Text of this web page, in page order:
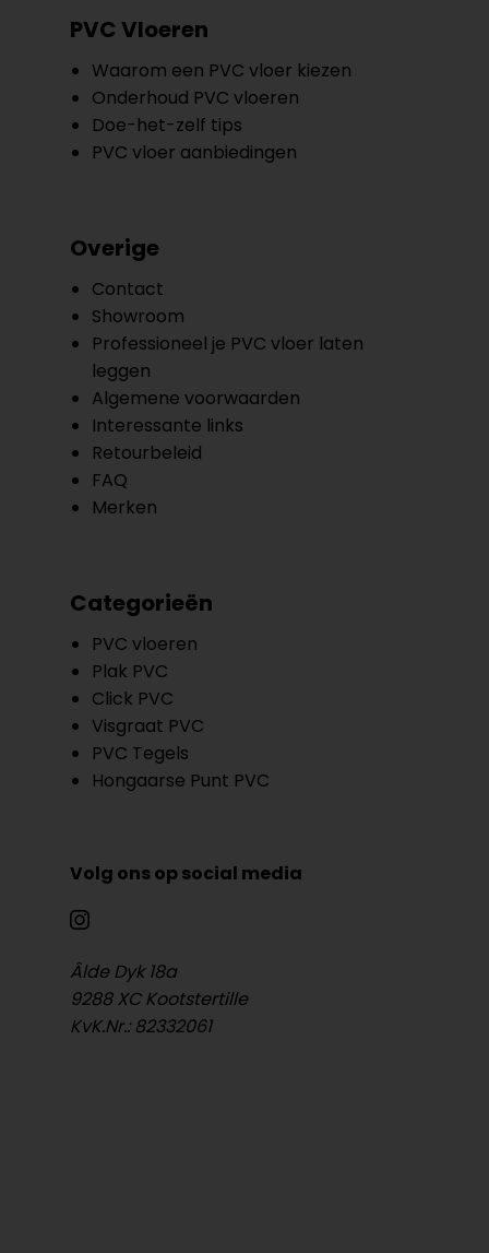
PVC Vloeren
Waarom een PVC vloer kiezen
Onderhoud PVC vloeren
Doe-het-zelf tips
PVC vloer aanbiedingen
Overige
Contact
Showroom
Professioneel je PVC vloer laten
leggen
Algemene voorwaarden
Interessante links
Retourbeleid
FAQ
Merken
Categorieën
PVC vloeren
Plak PVC
Click PVC
Visgraat PVC
PVC Tegels
Hongaarse Punt PVC
Volg ons op social media
Âlde Dyk 18a
9288 XC Kootstertille
KvK.Nr.: 82332061